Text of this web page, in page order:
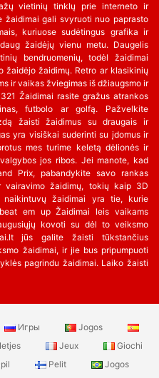
vietinių tinklų prie interneto ir
žaidimai gali svyruoti nuo paprasto
kuriuose sudėtingus grafika ir
žaidėjų vienu metu. Daugelis
bendruomenių, todėl žaidimai
žaidimų. Retro ar klasikinių
ir vaikas žviegimas iš džiaugsmo ir
Žaidimai rasite gražus atrankos
futbolo ar golfą. Pažvelkite
žaisti žaidimus su draugais ir
yra visiškai suderinti su įdomus ir
mes turime keletą dėlionės ir
jos ribos. Jei manote, kad
Prix, pabandykite savo rankas
vairavimo žaidimų, tokių kaip 3D
naikintuvų žaidimai yra tie, kurie
em up Žaidimai leis vaikams
kovoti su dėl to veiksmo
jūs galite žaisti tūkstančius
žaidimai, ir jie bus pripumpuoti
pagrindu žaidimai. Laiko žaisti
Игры
Jogos
Jeux
Giochi
Pelit
Jogos